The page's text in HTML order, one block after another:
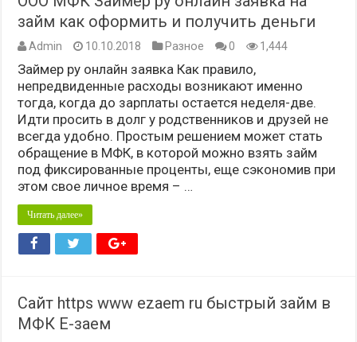
займ как оформить и получить деньги
Admin 10.10.2018 Разное 0 1,444
Займер ру онлайн заявка Как правило,
непредвиденные расходы возникают именно
тогда, когда до зарплаты остается неделя-две.
Идти просить в долг у родственников и друзей не
всегда удобно. Простым решением может стать
обращение в МФК, в которой можно взять займ
под фиксированные проценты, еще сэкономив при
этом свое личное время – …
Читать далее»
Сайт https www ezaem ru быстрый займ в
МФК Е-заем